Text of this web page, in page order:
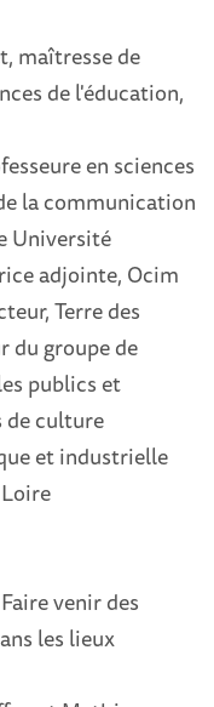
maîtresse de
de l'éducation,
en sciences
la communication
Université
adjointe, Ocim
Terre des
du groupe de
publics et
de culture
et industrielle
venir des
les lieux